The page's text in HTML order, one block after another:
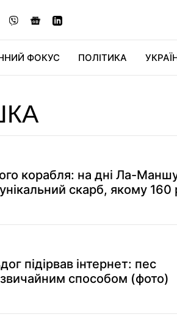
ФОКУС ПОЛІТИКА
корабля: на дні Ла-
скарб, якому 160
підірвав інтернет: пес
способом (фото)